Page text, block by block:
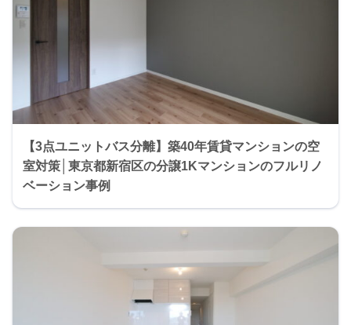
【3点ユニットバス分離】築40年賃貸マンションの空
室対策│東京都新宿区の分譲1Kマンションのフルリノ
ベーション事例